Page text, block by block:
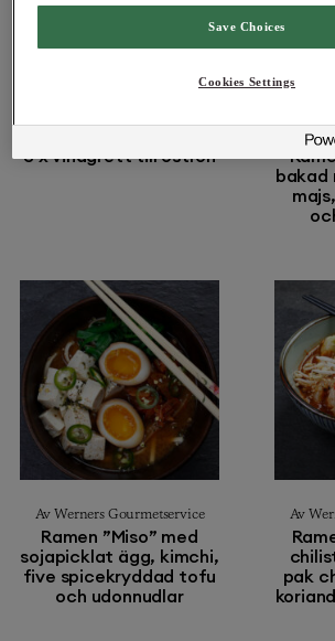
3 x vinägrett till ostron
Av
bakad
Av Werners Gourmetservice
Ramen ”Miso” med
sojapicklat ägg, kimchi,
five spicekryddad tofu
och udonnudlar
Av
pak
Save Choices
Cookies Settings